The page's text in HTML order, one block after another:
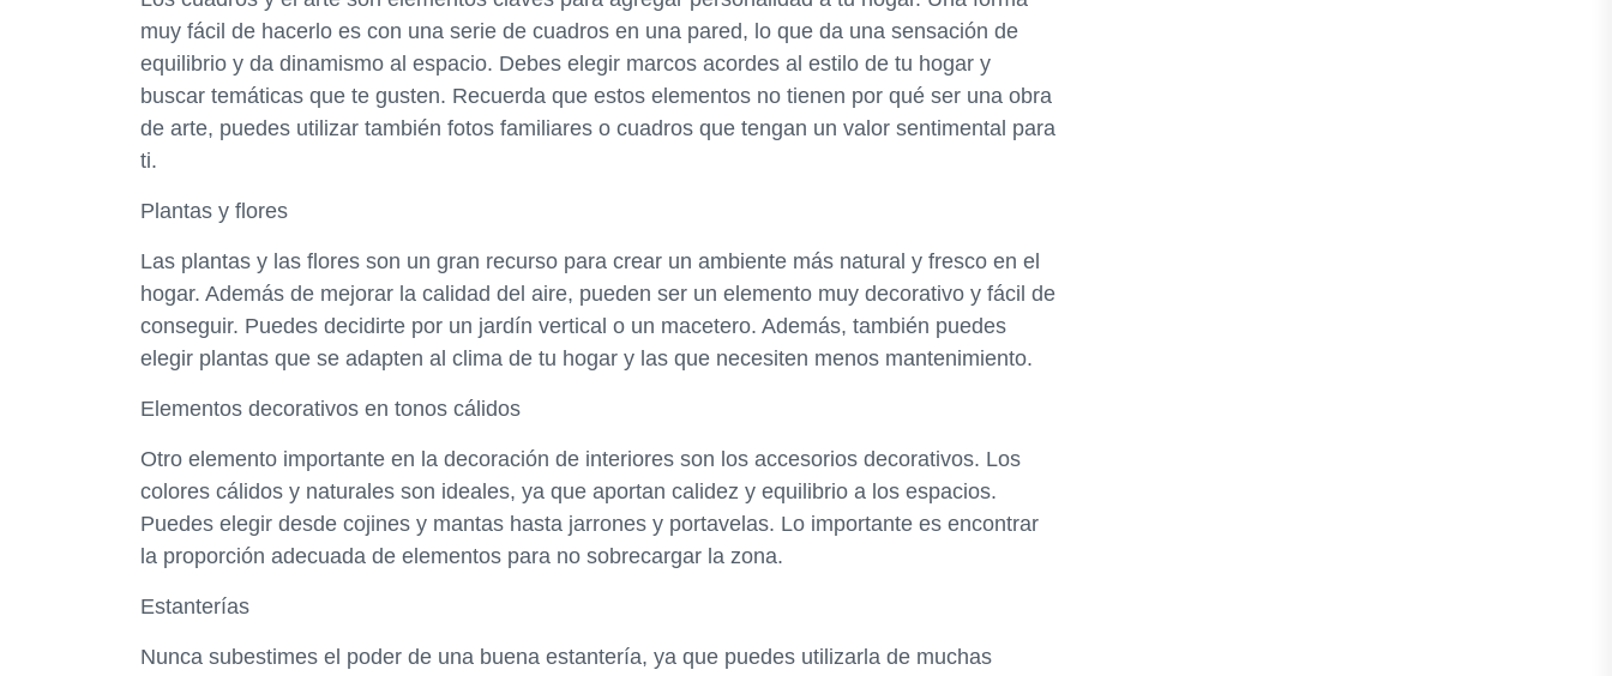
muy fácil de hacerlo es con una serie de cuadros en una pared, lo que da una sensación de
equilibrio y da dinamismo al espacio. Debes elegir marcos acordes al estilo de tu hogar y
buscar temáticas que te gusten. Recuerda que estos elementos no tienen por qué ser una obra
de arte, puedes utilizar también fotos familiares o cuadros que tengan un valor sentimental para
ti.
Plantas y flores
Las plantas y las flores son un gran recurso para crear un ambiente más natural y fresco en el
hogar. Además de mejorar la calidad del aire, pueden ser un elemento muy decorativo y fácil de
conseguir. Puedes decidirte por un jardín vertical o un macetero. Además, también puedes
elegir plantas que se adapten al clima de tu hogar y las que necesiten menos mantenimiento.
Elementos decorativos en tonos cálidos
Otro elemento importante en la decoración de interiores son los accesorios decorativos. Los
colores cálidos y naturales son ideales, ya que aportan calidez y equilibrio a los espacios.
Puedes elegir desde cojines y mantas hasta jarrones y portavelas. Lo importante es encontrar
la proporción adecuada de elementos para no sobrecargar la zona.
Estanterías
Nunca subestimes el poder de una buena estantería, ya que puedes utilizarla de muchas